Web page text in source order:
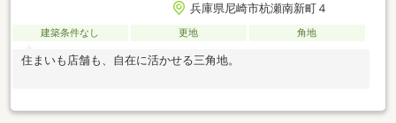
兵庫県尼崎市杭瀬南新町４
建築条件なし 更地 角地
住まいも店舗も、自在に活かせる三角地。